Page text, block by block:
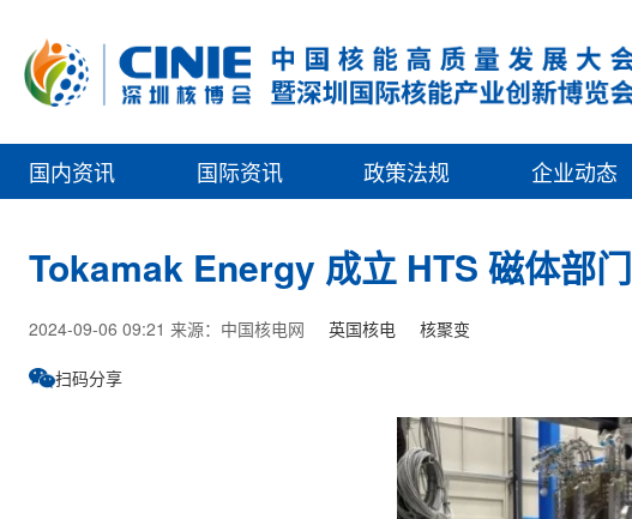
国内资讯 国际资讯 政策法规 企业动态
Tokamak Energy 成立 HTS 磁体部门
2024-09-06 09:21 来源：中国核电网 英国核电 核聚变
扫码分享